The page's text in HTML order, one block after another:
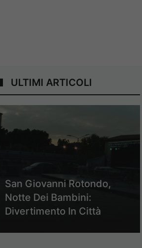
ULTIMI ARTICOLI
San Giovanni Rotondo,
Notte Dei Bambini:
Divertimento In Città